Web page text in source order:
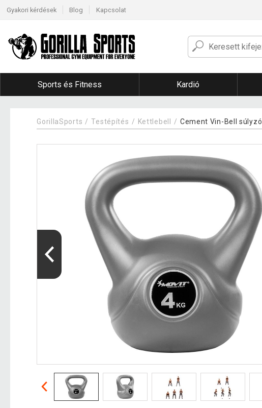
Gyakori kérdések Blog Kapcsolat
Sports és Fitness Kardió
GorillaSports Testépítés Kettlebell Cement Vin-Bell súlyzó